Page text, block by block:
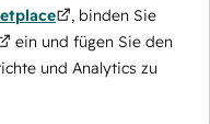
, binden Sie
ein und fügen Sie den
und Analytics zu